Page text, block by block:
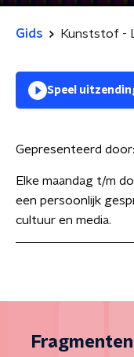
Gids Kunststof -
Speel
Gepresenteerd door:
Elke maandag t/m
een persoonlijk
cultuur en media.